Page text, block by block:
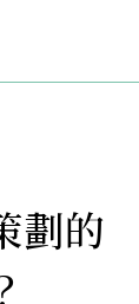
劃的